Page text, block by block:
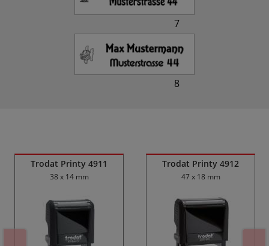
7
8
Trodat Printy 4911
38 x 14 mm
Trodat Printy 4912
47 x 18 mm